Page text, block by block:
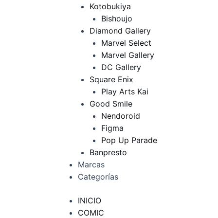
Kotobukiya
Bishoujo
Diamond Gallery
Marvel Select
Marvel Gallery
DC Gallery
Square Enix
Play Arts Kai
Good Smile
Nendoroid
Figma
Pop Up Parade
Banpresto
Marcas
Categorías
INICIO
COMIC